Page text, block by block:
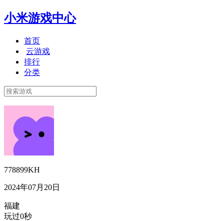
小米游戏中心
首页
云游戏
排行
分类
778899KH
2024年07月20日
福建
玩过0秒